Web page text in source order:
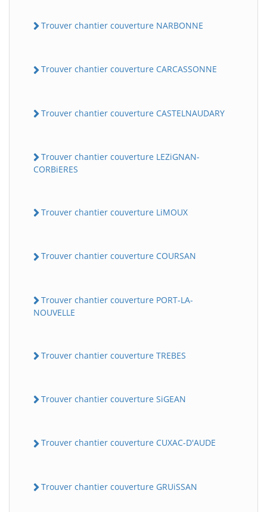
Trouver chantier couverture NARBONNE
Trouver chantier couverture CARCASSONNE
Trouver chantier couverture CASTELNAUDARY
Trouver chantier couverture LEZiGNAN-
CORBiERES
Trouver chantier couverture LiMOUX
Trouver chantier couverture COURSAN
Trouver chantier couverture PORT-LA-
NOUVELLE
Trouver chantier couverture TREBES
Trouver chantier couverture SiGEAN
Trouver chantier couverture CUXAC-D'AUDE
Trouver chantier couverture GRUiSSAN